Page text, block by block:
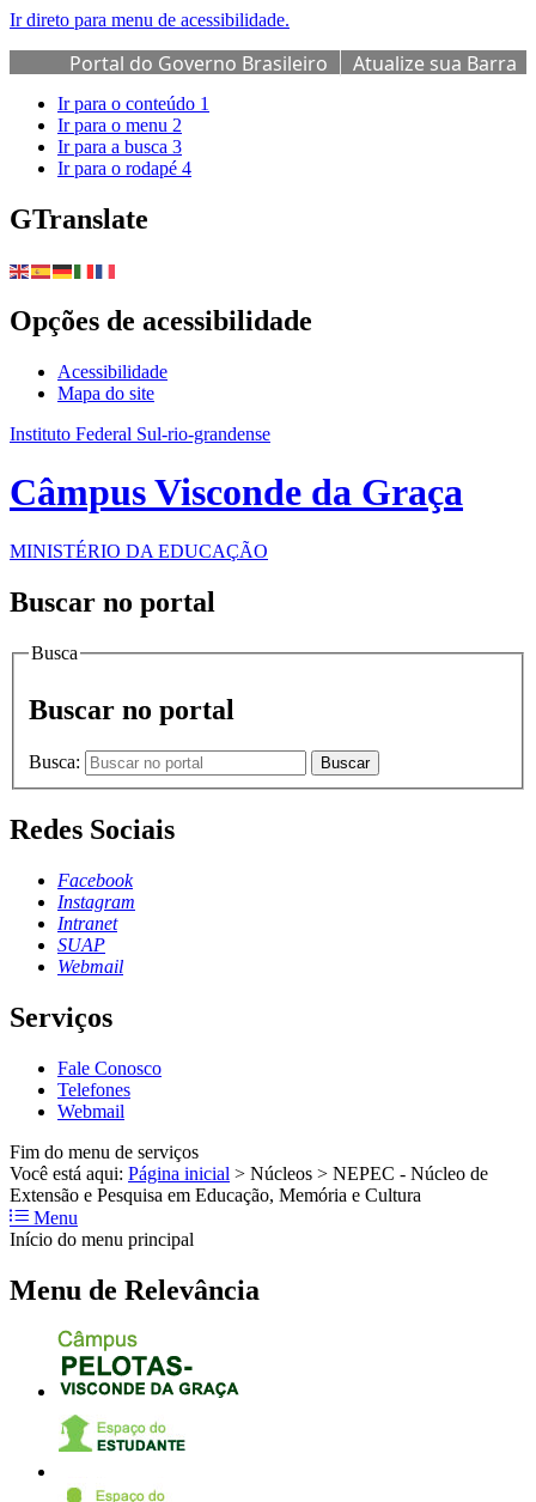
Ir direto para menu de acessibilidade.
Portal do Governo Brasileiro
Atualize sua Barra
de Governo
Ir para o conteúdo 1
Ir para o menu 2
Ir para a busca 3
Ir para o rodapé 4
GTranslate
Opções de acessibilidade
Acessibilidade
Mapa do site
Instituto Federal Sul-rio-grandense
Câmpus Visconde da Graça
MINISTÉRIO DA EDUCAÇÃO
Buscar no portal
Busca
Buscar no portal
Busca: Buscar
Redes Sociais
Facebook
Instagram
Intranet
SUAP
Webmail
Serviços
Fale Conosco
Telefones
Webmail
Fim do menu de serviços
Você está aqui: Página inicial > Núcleos > NEPEC - Núcleo de
Extensão e Pesquisa em Educação, Memória e Cultura
Menu
Início do menu principal
Menu de Relevância